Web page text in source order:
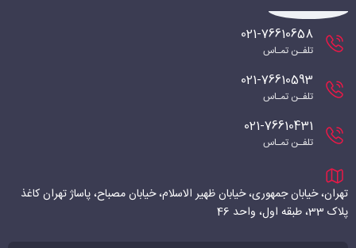
021-76610658
تلفـن تمـاس
021-76610593
تلفـن تمـاس
021-76610431
تلفـن تمـاس
تهران، خیابان جمهوری، خیابان ظهیر الاسلام، خیابان مصباح، پاساژ تهران کاغذ
پلاک 33، طبقه اول، واحد 46